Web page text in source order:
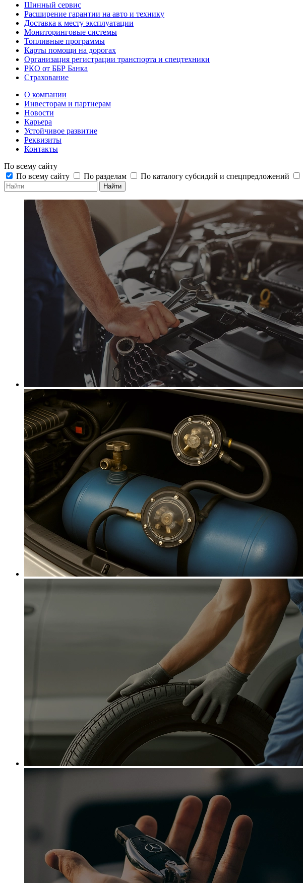
Шинный сервис
Расширение гарантии на авто и технику
Доставка к месту эксплуатации
Мониторинговые системы
Топливные программы
Карты помощи на дорогах
Организация регистрации транспорта и спецтехники
РКО от ББР Банка
Страхование
О компании
Инвесторам и партнерам
Новости
Карьера
Устойчивое развитие
Реквизиты
Контакты
По всему сайту
По всему сайту
По разделам По каталогу субсидий и спецпредложений
Найти